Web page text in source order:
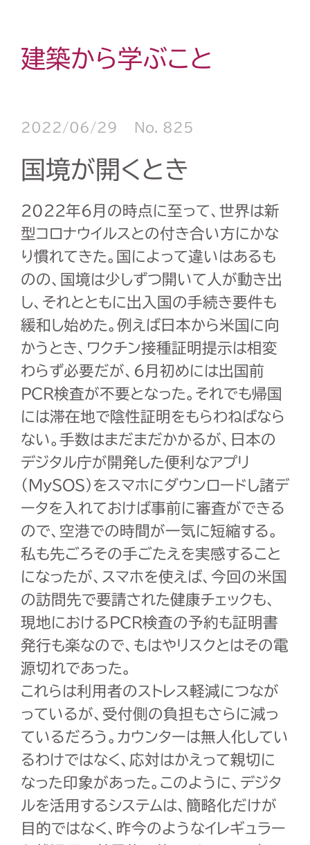
建築から学ぶこと
2022/06/29 No. 825
国境が開くとき
2022年6月の時点に至って、世界は新
型コロナウイルスとの付き合い方にかな
り慣れてきた。国によって違いはあるも
のの、国境は少しずつ開いて人が動き出
し、それとともに出入国の手続き要件も
緩和し始めた。例えば日本から米国に向
かうとき、ワクチン接種証明提示は相変
わらず必要だが、 6月初めには出国前
PCR検査が不要となった。それでも帰国
には滞在地で陰性証明をもらわねばなら
ない。手数はまだまだかかるが、日本の
デジタル庁が開発した便利なアプリ
(MySOS) をスマホにダウンロードし諸デ
ータを入れておけば事前に審査ができる
ので、空港での時間が一気に短縮する。
私も先ごろその手ごたえを実感すること
になったが、スマホを使えば、今回の米国
の訪問先で要請された健康チェックも、
現地における PCR検査の予約も証明書
発行も楽なので、もはやリスクとはその電
源切れであった。
これらは利用者のストレス軽減につなが
っているが、受付側の負担もさらに減っ
ているだろう。カウンターは無人化してい
るわけではなく、応対はかえって親切に
なった印象があった。このように、デジタ
ルを活用するシステムは、簡略化だけが
目的ではなく、昨今のようなイレギュラー